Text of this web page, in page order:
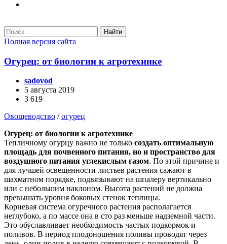
Найти
Полная версия сайта
Огурец: от биологии к агротехнике
sadovod
5 августа 2019
3 619
Овощеводство /огурец
Огурец: от биологии к агротехнике
Тепличному огурцу важно не только создать оптимальную
площадь для почвенного питания, но и пространство для
воздушного питания углекислым газом. По этой причине и
для лучшей освещенности листьев растения сажают в
шахматном порядке, подвязывают на шпалеру вертикально
или с небольшим наклоном. Высота растений не должна
превышать уровня боковых стенок теплицы.
Корневая система огуречного растения располагается
неглубоко, а по массе она в сто раз меньше надземной части.
Это обуславливает необходимость частых подкормок и
поливов. В период плодоношения поливы проводят через